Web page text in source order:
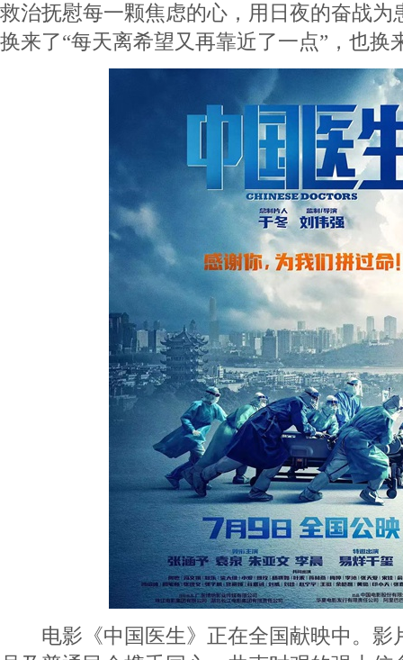
救治抚慰每一颗焦虑的心，用日夜的奋战为
换来了“每天离希望又再靠近了一点”，也换
电影《中国医生》正在全国献映中。影